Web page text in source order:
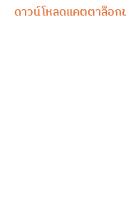
ดาวน์โหลดแคตตาล็อก